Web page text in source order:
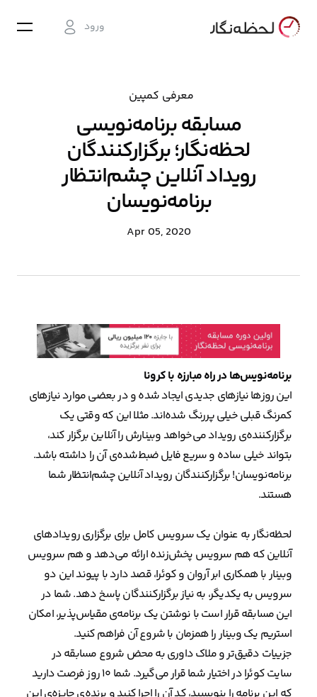
ورود
معرفی کمپین
مسابقه برنامه‌نویسی
لحظه‌نگار؛ برگزارکنندگان
رویداد آنلاین چشم‌انتظار
برنامه‌نویسان
Apr 05, 2020
برنامه‌نویس‌ها در راه مبارزه با کرونا
این روزها نیازهای جدیدی ایجاد شده و در بعضی موارد نیازهای
کمرنگ قبلی خیلی پررنگ شده‌اند. مثلا این که وقتی یک
برگزارکننده‌ی رویداد می‌خواهد وبینارش را آنلاین برگزار کند،
بتواند خیلی ساده و سریع فایل ضبط‌شده‌ی آن را داشته باشد.
برنامه‌نویسان! برگزارکنندگان رویداد آنلاین چشم‌انتظار شما
هستند.
لحظه‌نگار به عنوان یک سرویس کامل برای برگزاری رویدادهای
آنلاین که هم سرویس پخش‌زنده ارائه می‌دهد و هم سرویس
وبینار با همکاری ابر آروان و کوئرا، قصد دارد با پیوند این دو
سرویس به یکدیگر، به نیاز برگزارکنندگان پاسخ دهد. شما در
این مسابقه قرار است با نوشتن یک برنامه‌ی مقیاس‌پذیر، امکان
استریم یک وبینار را همزمان با شروع آن فراهم کنید.
جزییات دقیق‌تر و ملاک داوری به محض شروع مسابقه در
سایت کوئرا در اختیار شما قرار می‌گیرد. شما ۱۰ روز فرصت دارید